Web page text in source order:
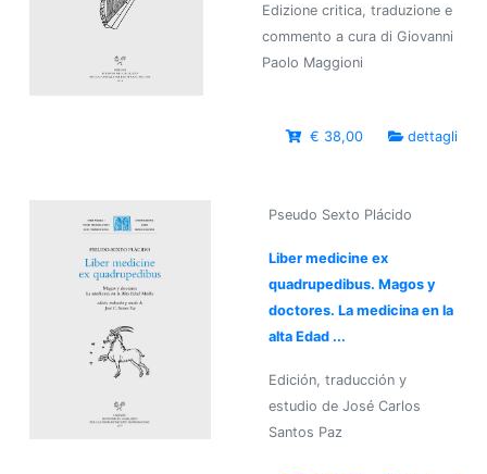
Edizione critica, traduzione e
commento a cura di Giovanni
Paolo Maggioni
€ 38,00 dettagli
Pseudo Sexto Plácido
Liber medicine ex
quadrupedibus. Magos y
doctores. La medicina en la
alta Edad ...
Edición, traducción y
estudio de José Carlos
Santos Paz